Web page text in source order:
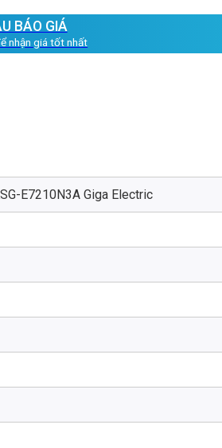
BÁO GIÁ
nhận giá tốt nhất
E7210N3A Giga Electric